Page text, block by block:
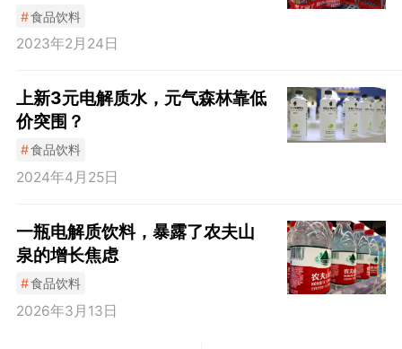
#食品饮料
2023年2月24日
上新3元电解质水，元气森林靠低
价突围？
#食品饮料
2024年4月25日
一瓶电解质饮料，暴露了农夫山
泉的增长焦虑
#食品饮料
2026年3月13日